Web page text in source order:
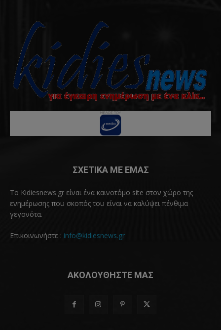
ΣΧΕΤΙΚΑ ΜΕ ΕΜΑΣ
Το Kidiesnews.gr είναι ένα καινοτόμο site στον χώρο της
ενημέρωσης που σκοπός του είναι να καλύψει πένθιμα
γεγονότα.
Επικοινωνήστε : info@kidiesnews.gr
ΑΚΟΛΟΥΘΗΣΤΕ ΜΑΣ